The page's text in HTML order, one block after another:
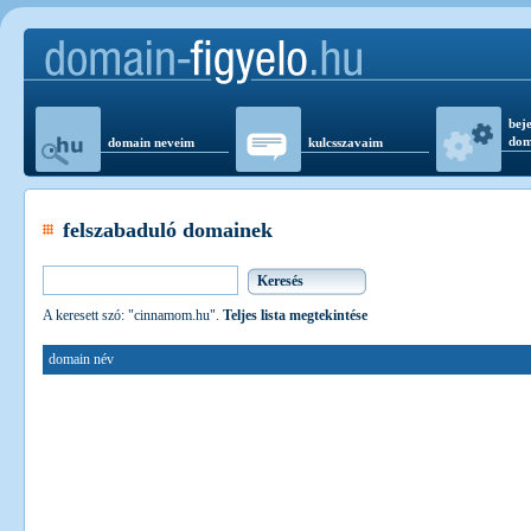
domain neveim kulcsszavaim
felszabaduló domainek
A keresett szó: "cinnamom.hu". Teljes lista megtekintése
domain név